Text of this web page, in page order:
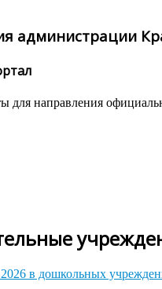
администрации
для направления
в дошкольных